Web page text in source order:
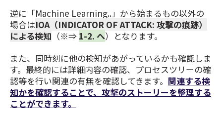
逆に「Machine Learning..」から始まるもの以外の
場合はIOA（INDICATOR OF ATTACK: 攻撃の痕跡）
による検知 （※⇒ 1-2. へ）となります。
また、同時刻に他の検知があがっているかも確認しま
す。最終的には詳細内容の確認、プロセスツリーの確
認等を行い関連の有無を確認してきます。 関連する検
知かを確認することで、攻撃のストーリーを整理する
ことができます。